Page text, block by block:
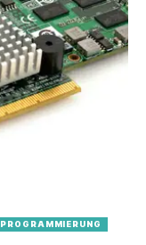
PROGRAMMIERUNG